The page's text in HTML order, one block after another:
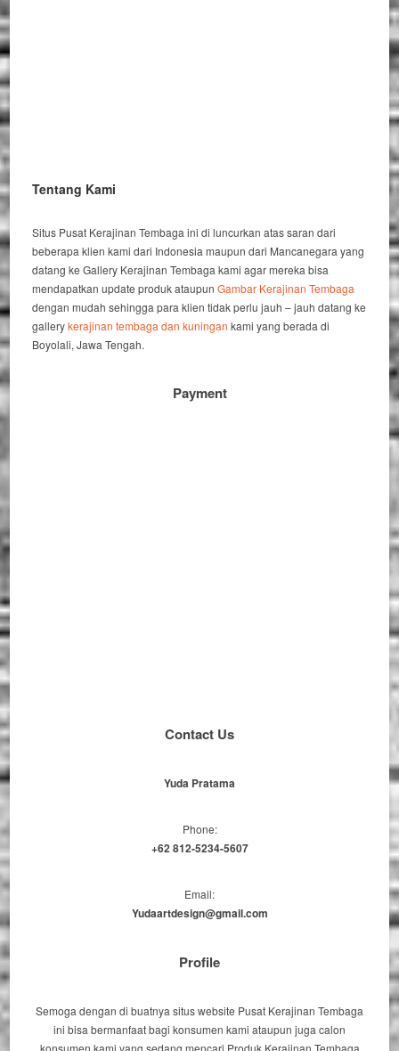
Tentang Kami
Situs Pusat Kerajinan Tembaga ini di luncurkan atas saran dari
beberapa klien kami dari Indonesia maupun dari Mancanegara yang
datang ke Gallery Kerajinan Tembaga kami agar mereka bisa
mendapatkan update produk ataupunGambar Kerajinan Tembaga
dengan mudah sehingga para klien tidak perlu jauh – jauh datang ke
gallerykerajinan tembaga dan kuningan kami yang berada di
Boyolali, Jawa Tengah.
Payment
Contact Us
Yuda Pratama
Phone:
+62 812-5234-5607
Email:
Yudaartdesign@gmail.com
Profile
Semoga dengan di buatnya situs website Pusat Kerajinan Tembaga
ini bisa bermanfaat bagi konsumen kami ataupun juga calon
konsumen kami yang sedang mencari Produk Kerajinan Tembaga